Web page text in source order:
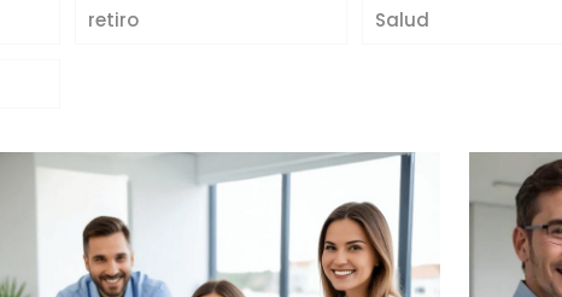
retiro Salud